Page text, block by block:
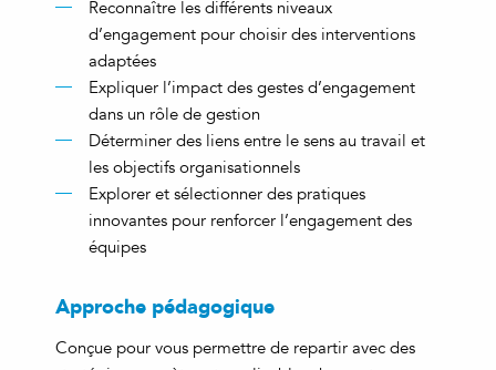
Reconnaître les différents niveaux
d’engagement pour choisir des interventions
adaptées
Expliquer l’impact des gestes d’engagement
dans un rôle de gestion
Déterminer des liens entre le sens au travail et
les objectifs organisationnels
Explorer et sélectionner des pratiques
innovantes pour renforcer l’engagement des
équipes
Approche pédagogique
Conçue pour vous permettre de repartir avec des